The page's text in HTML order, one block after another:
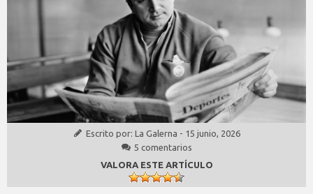
Escrito por: La Galerna - 15 junio, 2026
5 comentarios
VALORA ESTE ARTÍCULO